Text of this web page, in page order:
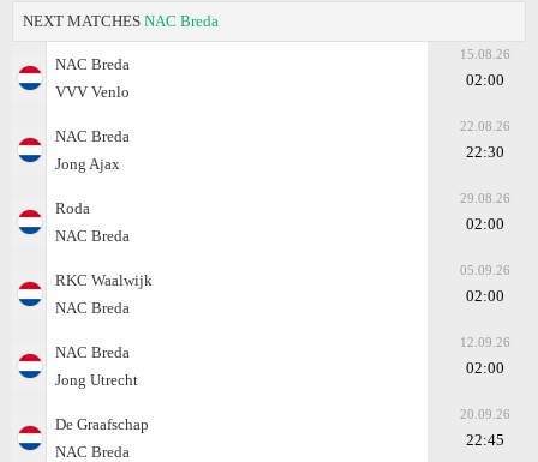
NEXT MATCHES NAC Breda
NAC Breda
VVV Venlo
15.08.26
02:00
NAC Breda
Jong Ajax
22.08.26
22:30
Roda
NAC Breda
29.08.26
02:00
RKC Waalwijk
NAC Breda
05.09.26
02:00
NAC Breda
Jong Utrecht
12.09.26
02:00
De Graafschap
NAC Breda
20.09.26
22:45